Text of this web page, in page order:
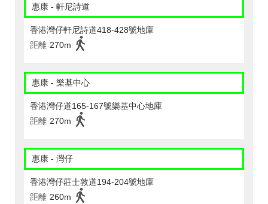
惠康 - 軒尼詩道
香港灣仔軒尼詩道418-428號地庫
距離 270m
惠康 - 樂基中心
香港灣仔道165-167號樂基中心地庫
距離 270m
惠康 - 灣仔
香港灣仔莊士敦道194-204號地庫
距離 260m